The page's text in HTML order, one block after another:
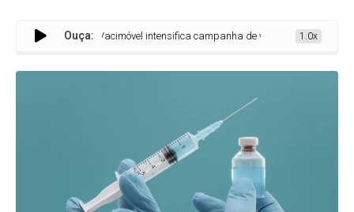
Ouça:
Vacimóvel intensifica campanha de vacinação em Sete Lagoas com
1.0x